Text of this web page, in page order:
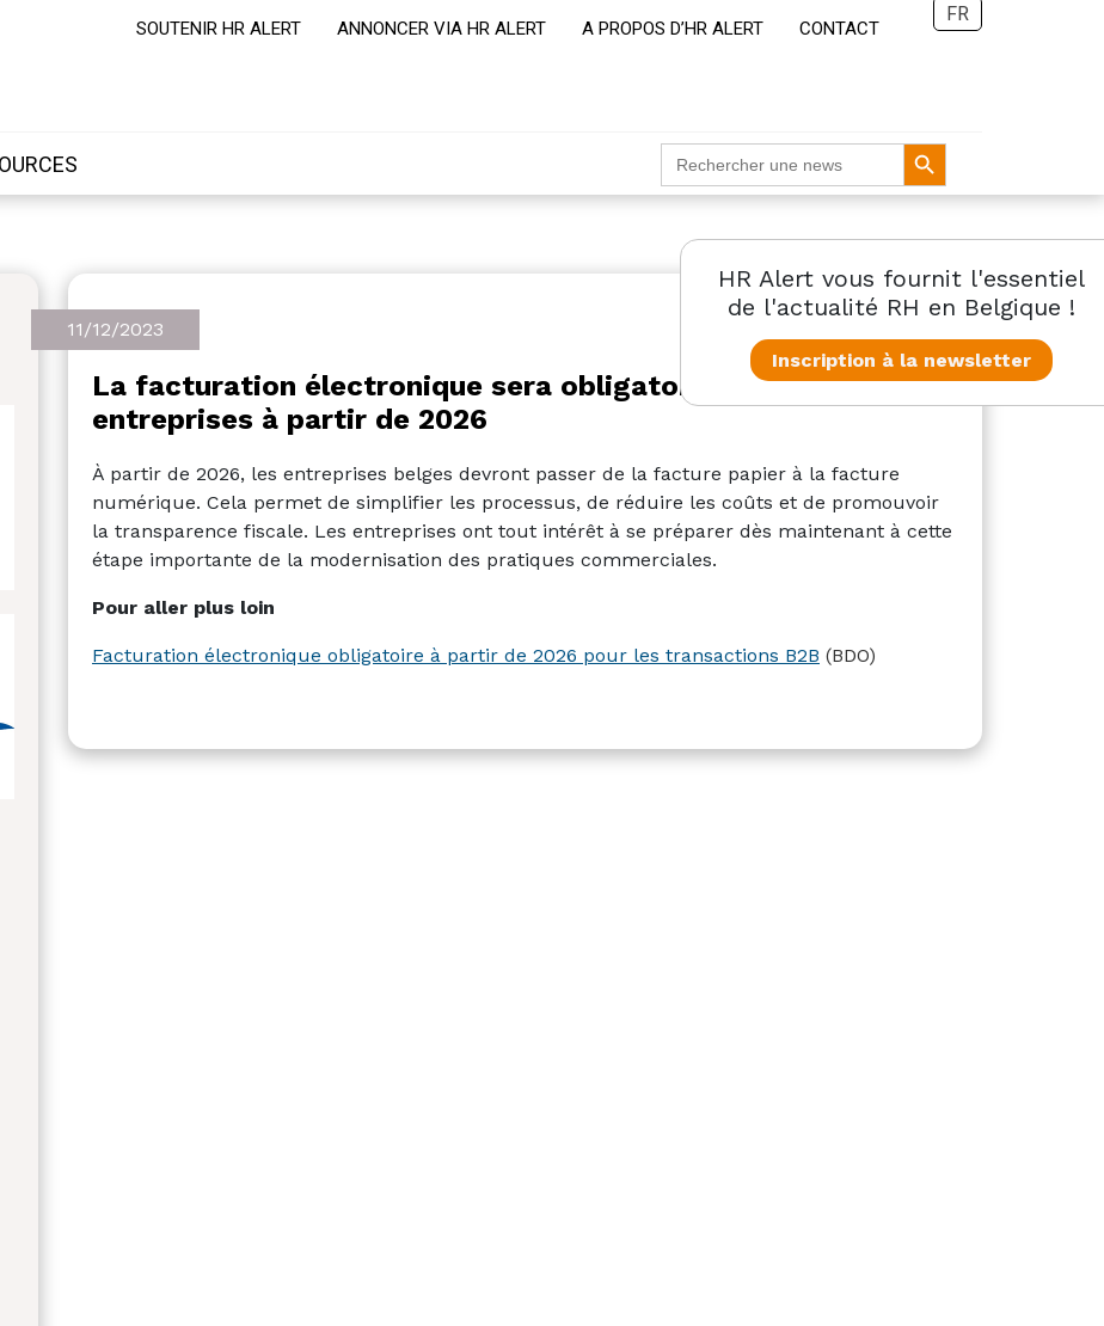
SOUTENIR HR ALERT ANNONCER VIA HR ALERT A PROPOS D’HR ALERT CONTACT
FR
Search
for:
Search Button
HR Alert vous fournit l'essentiel
de l'actualité RH en Belgique !
Inscription à la newsletter
11/12/2023
La facturation électronique sera obligatoire pour les
entreprises à partir de 2026
À partir de 2026, les entreprises belges devront passer de la facture papier à la facture
numérique. Cela permet de simplifier les processus, de réduire les coûts et de promouvoir
la transparence fiscale. Les entreprises ont tout intérêt à se préparer dès maintenant à cette
étape importante de la modernisation des pratiques commerciales.
Pour aller plus loin
Facturation électronique obligatoire à partir de 2026 pour les transactions B2B (BDO)